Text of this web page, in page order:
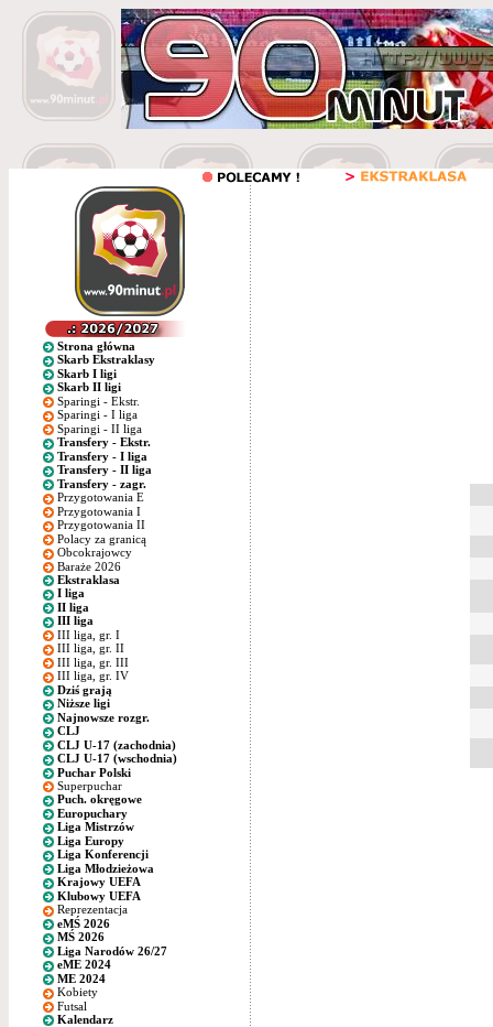
Strona główna
Skarb Ekstraklasy
Skarb I ligi
Skarb II ligi
Sparingi - Ekstr.
Sparingi - I liga
Sparingi - II liga
Transfery - Ekstr.
Transfery - I liga
Transfery - II liga
Transfery - zagr.
Przygotowania E
Przygotowania I
Przygotowania II
Polacy za granicą
Obcokrajowcy
Baraże 2026
Ekstraklasa
I liga
II liga
III liga
III liga, gr. I
III liga, gr. II
III liga, gr. III
III liga, gr. IV
Dziś grają
Niższe ligi
Najnowsze rozgr.
CLJ
CLJ U-17 (zachodnia)
CLJ U-17 (wschodnia)
Puchar Polski
Superpuchar
Puch. okręgowe
Europuchary
Liga Mistrzów
Liga Europy
Liga Konferencji
Liga Młodzieżowa
Krajowy UEFA
Klubowy UEFA
Reprezentacja
eMŚ 2026
MŚ 2026
Liga Narodów 26/27
eME 2024
ME 2024
Kobiety
Futsal
Kalendarz